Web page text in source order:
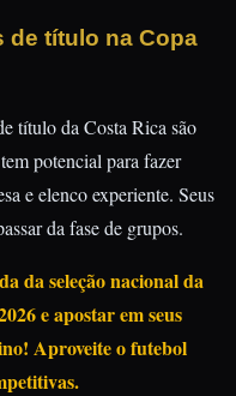
de título na Copa
título da Costa Rica são
potencial para fazer
e elenco experiente. Seus
da fase de grupos.
da seleção nacional da
e apostar em seus
Aproveite o futebol